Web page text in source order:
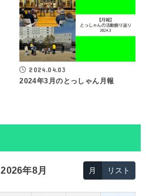
2024.04.03
2024年3月のとっしゃん月報
2026年8月 月 リスト